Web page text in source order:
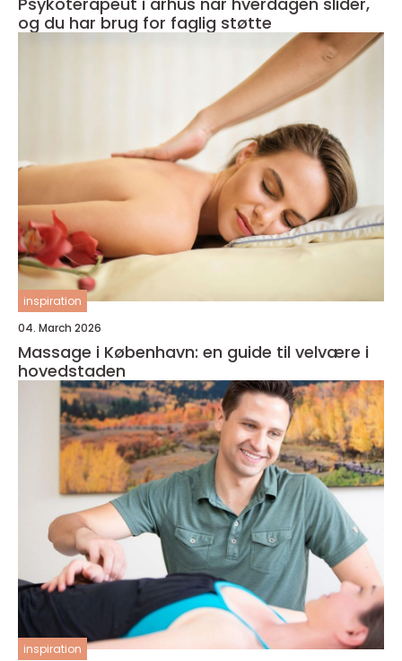
og du har brug for faglig støtte
inspiration
04. March 2026
Massage i København: en guide til velvære i
hovedstaden
inspiration